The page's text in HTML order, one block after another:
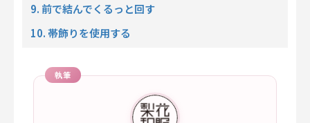
9. 前で結んでくるっと回す
10. 帯飾りを使用する
執筆